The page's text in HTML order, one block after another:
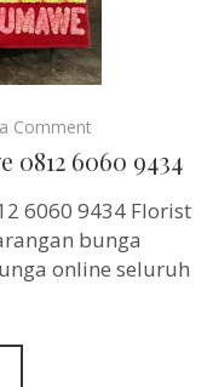
Commenton
Papan
Bunga
0812
9434
0812 6060 9434
6060 9434 Florist
bunga
online seluruh